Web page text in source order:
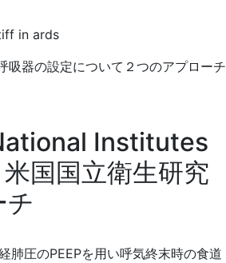
吸器の設定について２つのアプローチ
Institutes
国国立衛生研究
チ
肺圧のPEEPを用い呼気終末時の食道